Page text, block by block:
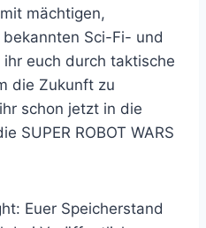
mächtigen,
Sci-Fi- und
euch durch taktische
die Zukunft zu
schon jetzt in die
SUPER ROBOT WARS
Euer Speicherstand